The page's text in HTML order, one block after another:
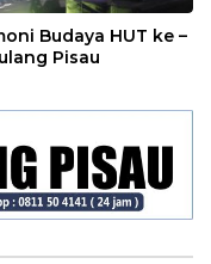
Budaya HUT ke –
Pisau